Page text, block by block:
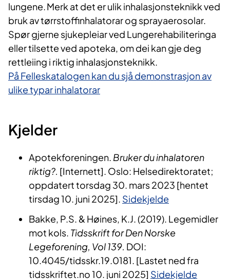
lungene. Merk at det er ulik inhalasjonsteknikk ved
bruk av tørrstoffinhalatorar og sprayaerosolar.
Spør gjerne sjukepleiar ved Lungerehabiliteringa
eller tilsette ved apoteka, om dei kan gje deg
rettleiing i riktig inhalasjonsteknikk.
På Felleskatalogen kan du sjå demonstrasjon av
ulike typar inhalatorar
Kjelder
Apotekforeningen. Bruker du inhalatoren
riktig?. [Internett]. Oslo: Helsedirektoratet;
oppdatert torsdag 30. mars 2023 [hentet
tirsdag 10. juni 2025]. Sidekjelde
Bakke, P.S. & Høines, K.J. (2019). Legemidler
mot kols. Tidsskrift for Den Norske
Legeforening, Vol 139. DOI:
10.4045/tidsskr.19.0181. [Lastet ned fra
tidsskriftet.no 10. juni 2025] Sidekjelde